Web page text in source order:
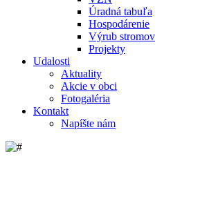
Úradná tabuľa
Hospodárenie
Výrub stromov
Projekty
Udalosti
Aktuality
Akcie v obci
Fotogaléria
Kontakt
Napíšte nám